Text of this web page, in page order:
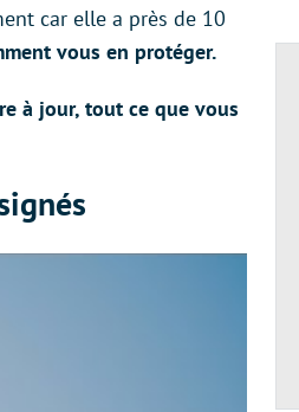
car elle a près de 10
vous en protéger.
à jour, tout ce que vous